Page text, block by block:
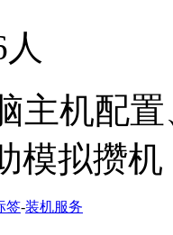
主机配
模拟攒机
签-装机服务